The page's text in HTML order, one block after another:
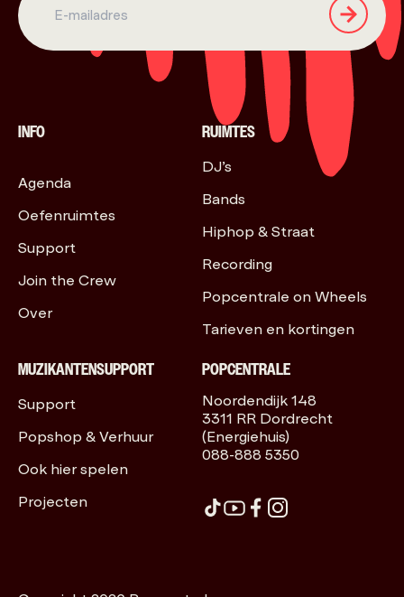
INFO
Agenda
Oefenruimtes
Support
Join the Crew
Over
RUIMTES
DJ’s
Bands
Hiphop & Straat
Recording
Popcentrale on Wheels
Tarieven en kortingen
MUZIKANTENSUPPORT
Support
Popshop & Verhuur
Ook hier spelen
Projecten
POPCENTRALE
Noordendijk 148
3311 RR Dordrecht
(Energiehuis)
088-888 5350